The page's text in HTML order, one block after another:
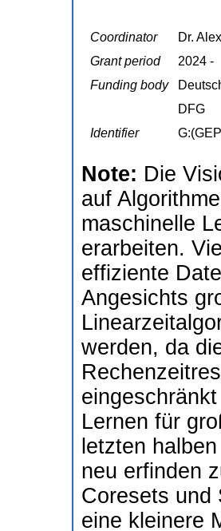
Coordinator
Dr.
Grant period
2024 -
Funding body
DFG
Identifier
Note: Die
auf
maschinelle
erarbeiten.
effiziente
Angesichts
werden, da
Lernen für
letzten
neu erfinden
Coresets und
eine kleinere